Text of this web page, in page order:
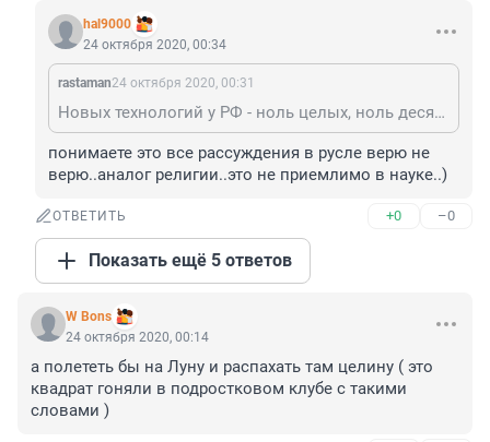
hal9000
24 октября 2020, 00:34
rastaman24 октября 2020, 00:31
Новых технологий у РФ - ноль целых, ноль десятых. Умеют только бетонные кубокилометры на Восточном заливать, периодически сажая заливальщиков (свежая новость о посадке за Восточный - вот прямо сегодня). А сектантов «американцы-не-были-на-луне» банят на всех профессиональных космических форумах.
понимаете это все рассуждения в русле верю не
верю..аналог религии..это не приемлимо в науке..)
ОТВЕТИТЬ +0 –0
Показать ещё 5 ответов
W Bons
24 октября 2020, 00:14
а полететь бы на Луну и распахать там целину ( это
квадрат гоняли в подростковом клубе с такими
словами )